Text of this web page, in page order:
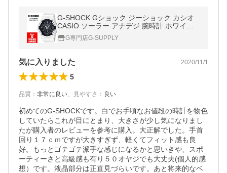
G-SHOCK Gショック ジーショック カシオ
CASIO ソーラー アナデジ 腕時計 ホワイト
ブラック GAS-100B-7A 逆輸入海外モデル
G専門店G-SUPPLY
気に入りました 2020/11/1
5
品質 ： 非常に良い、 見やすさ ： 良い
初めてのG-SHOCKです。白でお手頃なお値段の時計を物色
していたらこれが目にとまり、大きさが少し気になりまし
たが購入者のレビューを参考に購入。大正解でした。手首
回り１７ｃｍですが大きすぎず、軽くてフィット感も良
好。もっとゴテゴテ派手な感じになるかと思いきや、スポ
ーティーさと高級感も有り５０オヤジでも大丈夫(個人的感
想）です。液晶部分は正直見づらいです。あと将来的なベ